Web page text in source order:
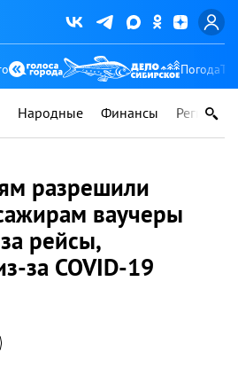
Погода
Народные Финансы Регионы
разрешили
ваучеры
рейсы,
за COVID-19